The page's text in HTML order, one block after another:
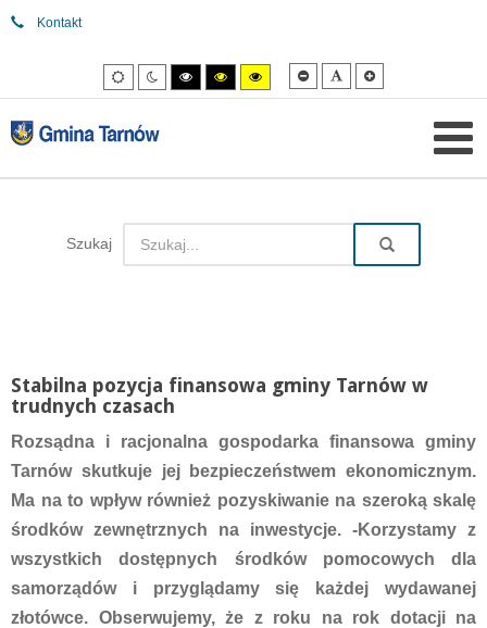
Kontakt
Tryb
domyślny
Tryb
nocny
Tryb
wysokiego
kontrastu
Tryb
wysokiego
kontrastu
Tryb
wysokiego
kontrastu
Mniejsza
czcionka
Domyślna
czcionka
Szukaj
Stabilna pozycja finansowa gminy Tarnów w
trudnych czasach
Rozsądna i racjonalna gospodarka finansowa gminy
Tarnów skutkuje jej bezpieczeństwem ekonomicznym.
Ma na to wpływ również pozyskiwanie na szeroką skalę
środków zewnętrznych na inwestycje. -Korzystamy z
wszystkich dostępnych środków pomocowych dla
samorządów i przyglądamy się każdej wydawanej
złotówce. Obserwujemy, że z roku na rok dotacji na